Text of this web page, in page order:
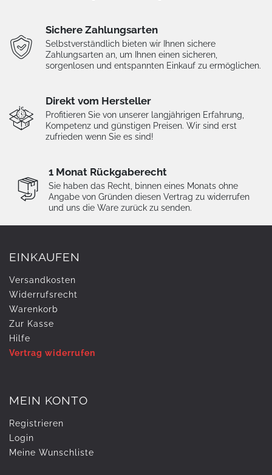
Sichere Zahlungsarten
Selbstverständlich bieten wir Ihnen sichere
Zahlungsarten an, um Ihnen einen sicheren,
sorgenlosen und entspannten Einkauf zu ermöglichen.
Direkt vom Hersteller
Profitieren Sie von unserer langjährigen Erfahrung,
Kompetenz und günstigen Preisen. Wir sind erst
zufrieden wenn Sie es sind!
1 Monat Rückgaberecht
Sie haben das Recht, binnen eines Monats ohne
Angabe von Gründen diesen Vertrag zu widerrufen
und uns die Ware zurück zu senden.
EINKAUFEN
Versandkosten
Widerrufs­recht
Warenkorb
Zur Kasse
Hilfe
Vertrag widerrufen
MEIN KONTO
Registrieren
Login
Meine Wunschliste